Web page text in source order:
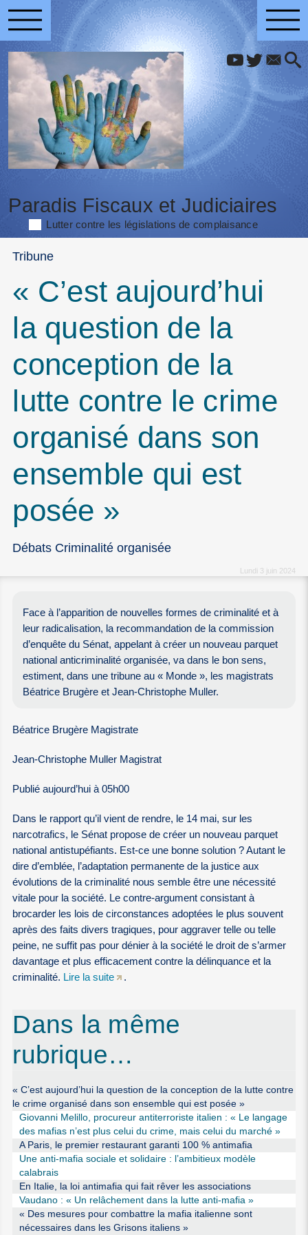
Paradis Fiscaux et Judiciaires
Lutter contre les législations de complaisance
Tribune
« C’est aujourd’hui
la question de la
conception de la
lutte contre le crime
organisé dans son
ensemble qui est
posée »
Débats Criminalité organisée
Lundi 3 juin 2024
Face à l’apparition de nouvelles formes de criminalité et à
leur radicalisation, la recommandation de la commission
d’enquête du Sénat, appelant à créer un nouveau parquet
national anticriminalité organisée, va dans le bon sens,
estiment, dans une tribune au « Monde », les magistrats
Béatrice Brugère et Jean-Christophe Muller.
Béatrice Brugère Magistrate
Jean-Christophe Muller Magistrat
Publié aujourd’hui à 05h00
Dans le rapport qu’il vient de rendre, le 14 mai, sur les
narcotrafics, le Sénat propose de créer un nouveau parquet
national antistupéfiants. Est-ce une bonne solution ? Autant le
dire d’emblée, l’adaptation permanente de la justice aux
évolutions de la criminalité nous semble être une nécessité
vitale pour la société. Le contre-argument consistant à
brocarder les lois de circonstances adoptées le plus souvent
après des faits divers tragiques, pour aggraver telle ou telle
peine, ne suffit pas pour dénier à la société le droit de s’armer
davantage et plus efficacement contre la délinquance et la
criminalité. Lire la suite .
Dans la même
rubrique…
« C’est aujourd’hui la question de la conception de la lutte contre
le crime organisé dans son ensemble qui est posée »
Giovanni Melillo, procureur antiterroriste italien : « Le langage
des mafias n’est plus celui du crime, mais celui du marché »
A Paris, le premier restaurant garanti 100 % antimafia
Une anti-mafia sociale et solidaire : l’ambitieux modèle
calabrais
En Italie, la loi antimafia qui fait rêver les associations
Vaudano : « Un relâchement dans la lutte anti-mafia »
« Des mesures pour combattre la mafia italienne sont
nécessaires dans les Grisons italiens »